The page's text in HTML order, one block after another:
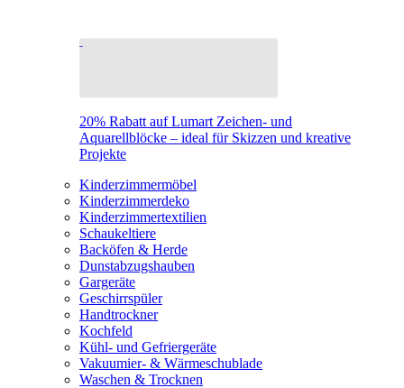
20% Rabatt auf Lumart Zeichen- und
Aquarellblöcke – ideal für Skizzen und kreative
Projekte
Kinderzimmermöbel
Kinderzimmerdeko
Kinderzimmertextilien
Schaukeltiere
Backöfen & Herde
Dunstabzugshauben
Gargeräte
Geschirrspüler
Handtrockner
Kochfeld
Kühl- und Gefriergeräte
Vakuumier- & Wärmeschublade
Waschen & Trocknen